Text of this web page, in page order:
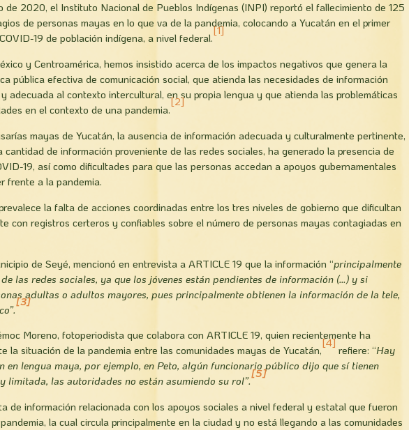
de 2020, el Instituto Nacional de Pueblos Indígenas (INPI) reportó el fallecimiento de 125
de personas mayas en lo que va de la pandemia, colocando a Yucatán en el primer
19 de población indígena, a nivel federal.
[1]
y Centroamérica, hemos insistido acerca de los impactos negativos que genera la
pública efectiva de comunicación social, que atienda las necesidades de información
adecuada al contexto intercultural, en su propia lengua y que atienda las problemáticas
en el contexto de una pandemia.
[2]
mayas de Yucatán, la ausencia de información adecuada y culturalmente pertinente,
cantidad de información proveniente de las redes sociales, ha generado la presencia de
19, así como dificultades para que las personas accedan a apoyos gubernamentales
frente a la pandemia.
la falta de acciones coordinadas entre los tres niveles de gobierno que dificultan
con registros certeros y confiables sobre el número de personas mayas contagiadas en
de Seyé, mencionó en entrevista a ARTICLE 19 que la información “principalmente
las redes sociales, ya que los jóvenes están pendientes de información (…) y si
adultas o adultos mayores, pues principalmente obtienen la información de la tele,
[3]
Moreno, fotoperiodista que colabora con ARTICLE 19, quien recientemente ha
la situación de la pandemia entre las comunidades mayas de Yucatán,
[4]
refiere: “Hay
en lengua maya, por ejemplo, en Peto, algún funcionario público dijo que sí tienen
limitada, las autoridades no están asumiendo su rol”.
[5]
de información relacionada con los apoyos sociales a nivel federal y estatal que fueron
la cual circula principalmente en la ciudad y no está llegando a las comunidades